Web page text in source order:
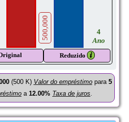
500,000
4
Ano
Reduzido 𝒊
(500 K) Valor do empréstimopara 5
a 12.00% Taxa de juros.